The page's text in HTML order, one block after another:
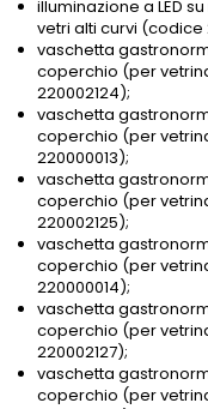
illuminazione a LED
vetri alti curvi (codice
vaschetta gastronorm
coperchio (per
220002124);
vaschetta gastronorm
coperchio (per
220000013);
vaschetta gastronorm
coperchio (per
220002125);
vaschetta gastronorm
coperchio (per
220000014);
vaschetta gastronorm
coperchio (per
220002127);
vaschetta gastronorm
coperchio (per